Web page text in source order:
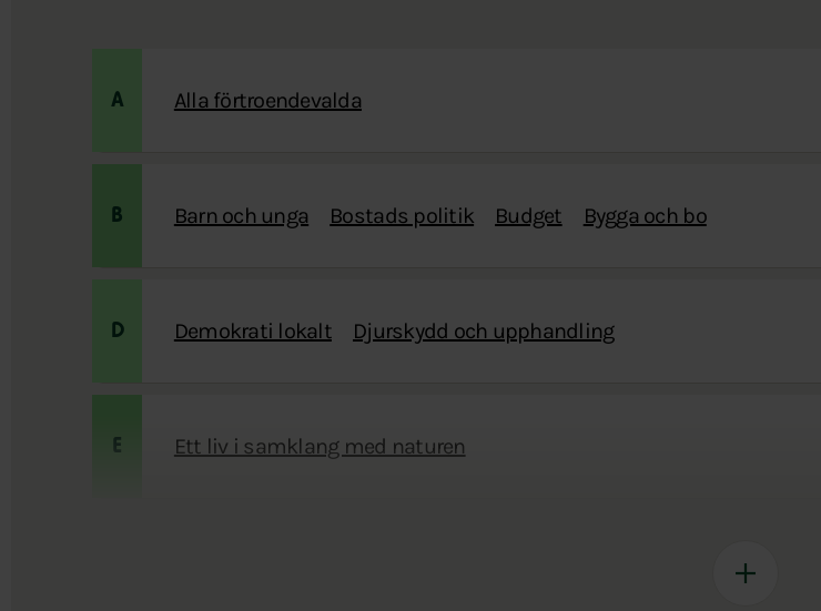
A Alla förtroendevalda
B Barn och unga Bostads politik Budget Bygga och bo
D Demokrati lokalt Djurskydd och upphandling
E Ett liv i samklang med naturen